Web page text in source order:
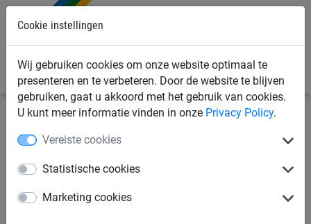
Cookie instellingen
Wij gebruiken cookies om onze website optimaal te
presenteren en te verbeteren. Door de website te blijven
gebruiken, gaat u akkoord met het gebruik van cookies.
U kunt meer informatie vinden in onze Privacy Policy.
Vereiste cookies
Statistische cookies
Marketing cookies
rond de terreinen
Net 4 mm PP, vierkante maas
45 mm - op maat